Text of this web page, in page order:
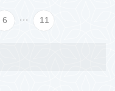
6 ... 11